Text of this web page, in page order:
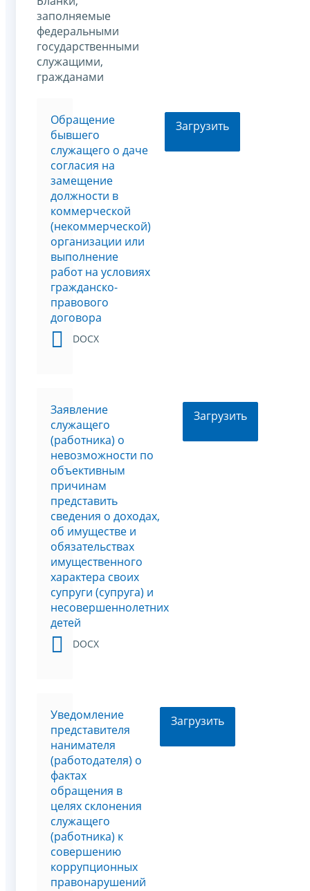
заполняемые
федеральными
государственными
служащими,
гражданами
Обращение
бывшего
служащего о даче
согласия на
замещение
должности в
коммерческой
(некоммерческой)
организации или
выполнение
работ на условиях
гражданско-
правового
договора
DOCX
Загрузить
Заявление
служащего
(работника) о
невозможности по
объективным
причинам
представить
сведения о доходах,
об имуществе и
обязательствах
имущественного
характера своих
супруги (супруга) и
несовершеннолетних
детей
DOCX
Загрузить
Уведомление
представителя
нанимателя
(работодателя) о
фактах
обращения в
целях склонения
служащего
(работника) к
совершению
коррупционных
правонарушений
Загрузить